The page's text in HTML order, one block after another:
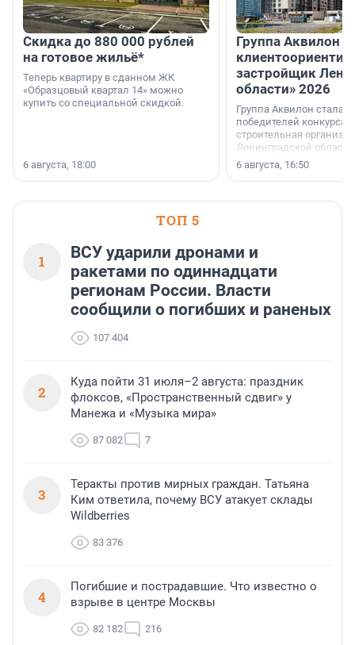
Скидка до 880 000 рублей
на готовое жильё*
Теперь квартиру в сданном ЖК
«Образцовый квартал 14» можно
купить со специальной скидкой.
6 августа, 18:00
Группа Аквилон
застройщик
области» 2026
Группа Аквилон стала
победителей конкурса
строительная
Ленинградской области
номинации «Самый
застройщик
области».
6 августа, 16:50
ТОП 5
1
ВСУ ударили дронами и
ракетами по одиннадцати
регионам России. Власти
сообщили о погибших и раненых
107 404
2
Куда пойти 31 июля–2 августа: праздник
флоксов, «Пространственный сдвиг» у
Манежа и «Музыка мира»
87 082 7
3
Теракты против мирных граждан. Татьяна
Ким ответила, почему ВСУ атакует склады
Wildberries
83 376
4
Погибшие и пострадавшие. Что известно о
взрыве в центре Москвы
82 182 216